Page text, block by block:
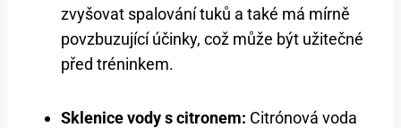
zvyšovat spalování tuků a také má mírně
povzbuzující účinky, což může být užitečné
před tréninkem.
Sklenice vody s citronem: Citrónová voda